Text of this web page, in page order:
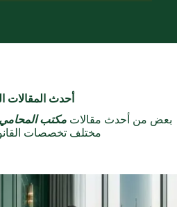
أحدث المقالات
بعض من أحدث مقالات مكتب المحامي
مختلف تخصصات